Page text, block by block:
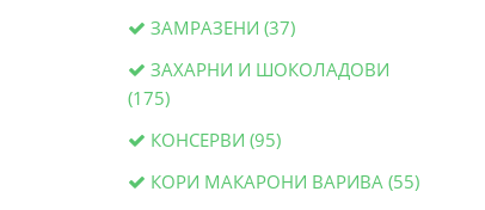
ЗАМРАЗЕНИ (37)
ЗАХАРНИ И ШОКОЛАДОВИ
(175)
КОНСЕРВИ (95)
КОРИ МАКАРОНИ ВАРИВА (55)